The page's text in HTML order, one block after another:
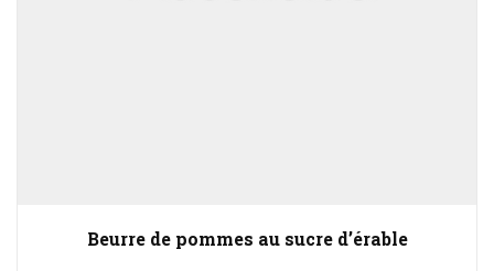
Beurre de pommes au sucre d’érable